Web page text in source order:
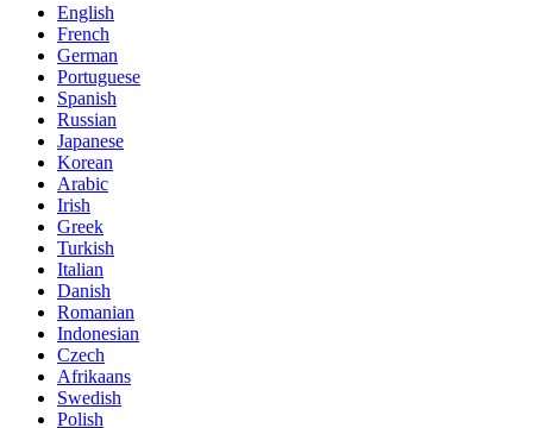
English
French
German
Portuguese
Spanish
Russian
Japanese
Korean
Arabic
Irish
Greek
Turkish
Italian
Danish
Romanian
Indonesian
Czech
Afrikaans
Swedish
Polish